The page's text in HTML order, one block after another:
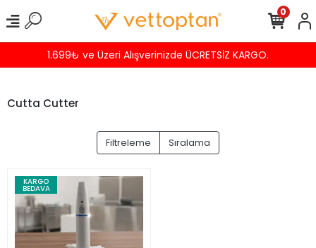
1.699₺ ve Üzeri Alışverinizde ÜCRETSİZ KARGO.
0
Cutta Cutter
Filtreleme Sıralama
KARGO
BEDAVA